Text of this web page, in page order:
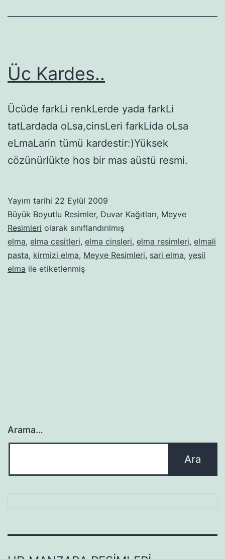
Üc Kardes..
Ücüde farkLi renkLerde yada farkLi
tatLardada oLsa,cinsLeri farkLida oLsa
eLmaLarin tümü kardestir:)Yüksek
cözünürlükte hos bir mas aüstü resmi.
Yayım tarihi 22 Eylül 2009
Büyük Boyutlu Resimler, Duvar Kağıtları, Meyve
Resimleri olarak sınıflandırılmış
elma, elma cesitleri, elma cinsleri, elma resimleri, elmali
pasta, kirmizi elma, Meyve Resimleri, sari elma, yesil
elma ile etiketlenmiş
Arama…